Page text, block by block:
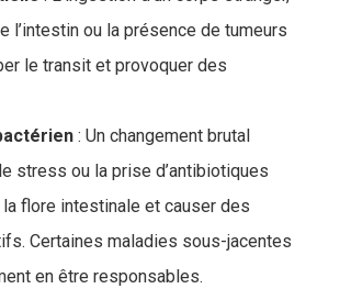
l’intestin ou la présence de tumeurs
le transit et provoquer des
: Un changement brutal
stress ou la prise d’antibiotiques
flore intestinale et causer des
Certaines maladies sous-jacentes
en être responsables.